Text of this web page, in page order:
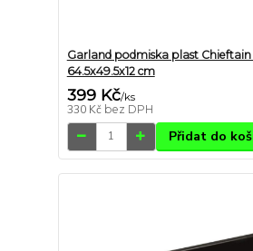
Garland podmiska plast Chieftain
64.5x49.5x12 cm
399 Kč/ks
330 Kč bez DPH
Přidat do